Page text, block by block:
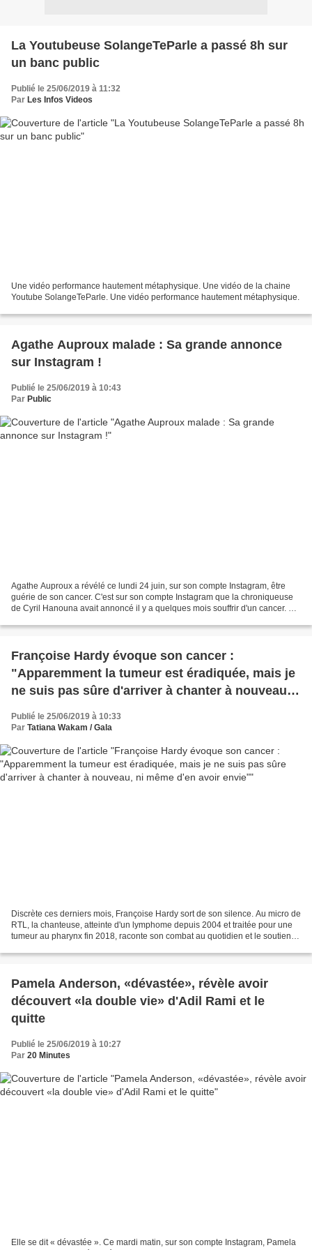
La Youtubeuse SolangeTeParle a passé 8h sur
un banc public
Publié le 25/06/2019 à 11:32
Par Les Infos Videos
Une vidéo performance hautement métaphysique. Une vidéo de la chaine
Youtube SolangeTeParle. Une vidéo performance hautement métaphysique.
Agathe Auproux malade : Sa grande annonce
sur Instagram !
Publié le 25/06/2019 à 10:43
Par Public
Agathe Auproux a révélé ce lundi 24 juin, sur son compte Instagram, être
guérie de son cancer. C'est sur son compte Instagram que la chroniqueuse
de Cyril Hanouna avait annoncé il y a quelques mois souffrir d'un cancer. Et
Françoise Hardy évoque son cancer :
"Apparemment la tumeur est éradiquée, mais je
ne suis pas sûre d'arriver à chanter à nouveau,
Publié le 25/06/2019 à 10:33
Par Tatiana Wakam / Gala
Discrète ces derniers mois, Françoise Hardy sort de son silence. Au micro de
RTL, la chanteuse, atteinte d'un lymphome depuis 2004 et traitée pour une
tumeur au pharynx fin 2018, raconte son combat au quotidien et le soutien
Pamela Anderson, «dévastée», révèle avoir
découvert «la double vie» d'Adil Rami et le
quitte
Publié le 25/06/2019 à 10:27
Par 20 Minutes
Elle se dit « dévastée ». Ce mardi matin, sur son compte Instagram, Pamela